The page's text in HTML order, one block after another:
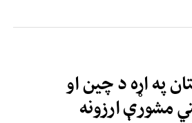
په اړه د چین او
مشورې ارزونه